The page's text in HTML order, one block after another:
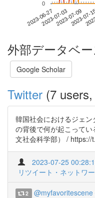
2023-06-272023-07-032023-07-09
2023-07-
0
外部データベ
Google Scholar
Twitter (7
韓国社会におけるジェ
の背後で何が起こって
文社会科学部） / https://
2023-07-25
リツイート・ネットワ
2 @myfavoritescene